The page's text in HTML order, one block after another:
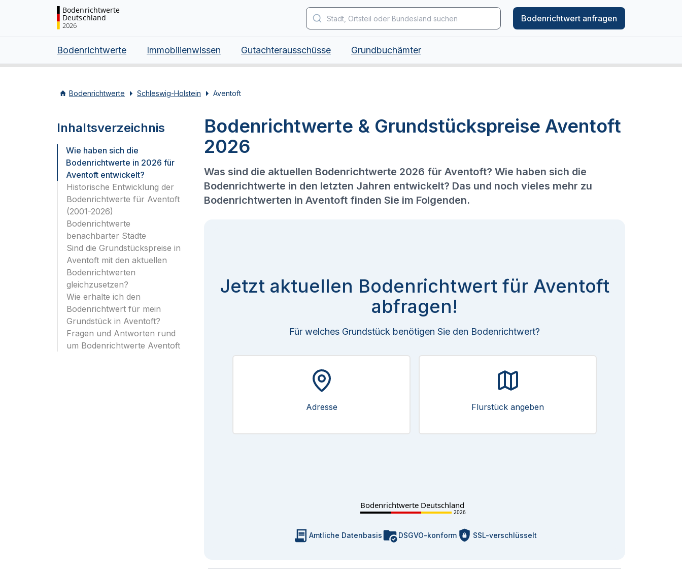
Bodenrichtwerte
Deutschland
2026
Bodenrichtwert anfragen
Bodenrichtwerte Immobilienwissen Gutachterausschüsse Grundbuchämter
Bodenrichtwerte Schleswig-Holstein Aventoft
Inhaltsverzeichnis
Wie haben sich die
Bodenrichtwerte in 2026 für
Aventoft entwickelt?
Historische Entwicklung der
Bodenrichtwerte für Aventoft
(2001-2026)
Bodenrichtwerte
benachbarter Städte
Sind die Grundstückspreise in
Aventoft mit den aktuellen
Bodenrichtwerten
gleichzusetzen?
Wie erhalte ich den
Bodenrichtwert für mein
Grundstück in Aventoft?
Fragen und Antworten rund
um Bodenrichtwerte Aventoft
Bodenrichtwerte & Grundstückspreise Aventoft
2026
Was sind die aktuellen Bodenrichtwerte 2026 für Aventoft? Wie haben sich die
Bodenrichtwerte in den letzten Jahren entwickelt? Das und noch vieles mehr zu
Bodenrichtwerten in Aventoft finden Sie im Folgenden.
Jetzt aktuellen Bodenrichtwert für Aventoft
abfragen!
Für welches Grundstück benötigen Sie den Bodenrichtwert?
Adresse Flurstück angeben
Bodenrichtwerte Deutschland
2026
Amtliche Datenbasis DSGVO-konform SSL-verschlüsselt